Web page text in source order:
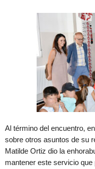
Al término del encuentro,
sobre otros asuntos de su
Matilde Ortiz dio la
mantener este servicio que